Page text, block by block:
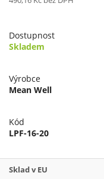
Dostupnost
Skladem
Výrobce
Mean Well
Kód
LPF-16-20
Sklad v EU